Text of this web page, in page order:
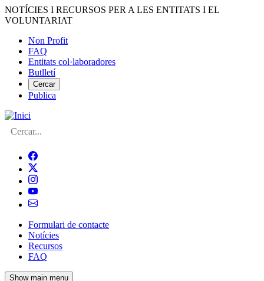
Vés
al
NOTÍCIES I RECURSOS PER A LES ENTITATS I EL
VOLUNTARIAT
Menú
del
compte
d'usuari
Non Profit
FAQ
Entitats col·laboradores
Butlletí
Cercar
Publica
Cerca
Navegació
principal
de
Formulari de contacte
Notícies
Recursos
FAQ
Show main menu